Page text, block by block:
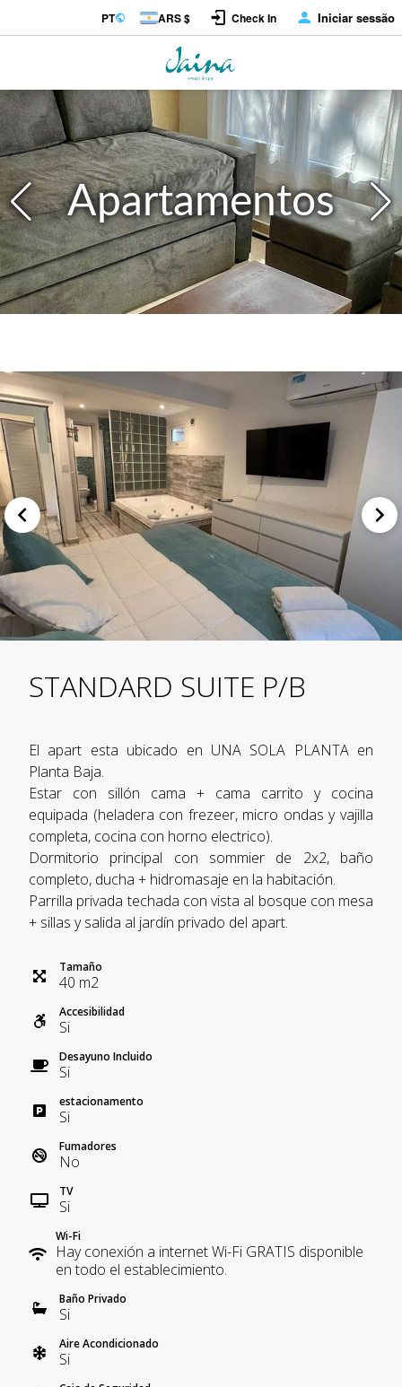
PT ARS $ Check In Iniciar sessão
Apartamentos
STANDARD SUITE P/B
El apart esta ubicado en UNA SOLA PLANTA en
Planta Baja.
Estar con sillón cama + cama carrito y cocina
equipada (heladera con frezeer, micro ondas y vajilla
completa, cocina con horno electrico).
Dormitorio principal con sommier de 2x2, baño
completo, ducha + hidromasaje en la habitación.
Parrilla privada techada con vista al bosque con mesa
+ sillas y salida al jardín privado del apart.
Tamaño
40 m2
Accesibilidad
Si
Desayuno Incluido
Si
estacionamento
Si
Fumadores
No
TV
Si
Wi-Fi
Hay conexión a internet Wi-Fi GRATIS disponible
en todo el establecimiento.
Baño Privado
Si
Aire Acondicionado
Si